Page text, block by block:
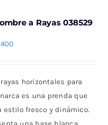
a Rayas 038529
es:
$ 85.400.
horizontales para
es una prenda que
estilo fresco y dinámico.